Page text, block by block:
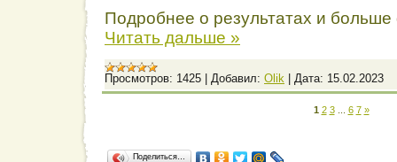
Подробнее о результатах и
Читать дальше »
Просмотров: 1425 Добавил: Olik Дата: 15.02.2023
1 2 3 6 7 »
Поделиться…